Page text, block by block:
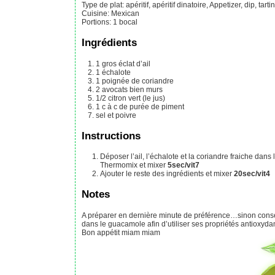
Type de plat: apéritif, apéritif dinatoire, Appetizer, dip,
Cuisine: Mexican
Portions: 1 bocal
Ingrédients
1 gros éclat d’ail
1 échalote
1 poignée de coriandre
2 avocats bien murs
1/2 citron vert (le jus)
1 c à c de purée de piment
sel et poivre
Instructions
Déposer l’ail, l’échalote et la coriandre fraiche dans le bol du
Thermomix et mixer 5sec/vit7
Ajouter le reste des ingrédients et mixer 20sec/vit4
Notes
A préparer en dernière minute de préférence…sinon conserver 1 jour ou 2 au frigo en immergeant le noyau d’un des avocats
dans le guacamole afin d’utiliser ses propriétés
Bon appétit miam miam